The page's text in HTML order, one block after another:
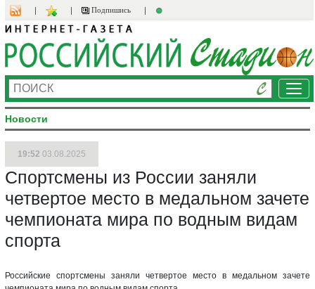
Подпишись
Новости
19:52 03.08.2025
Спортсмены из России заняли
четвертое место в медальном зачете
чемпионата мира по водным видам
спорта
Российские спортсмены заняли четвертое место в медальном зачете